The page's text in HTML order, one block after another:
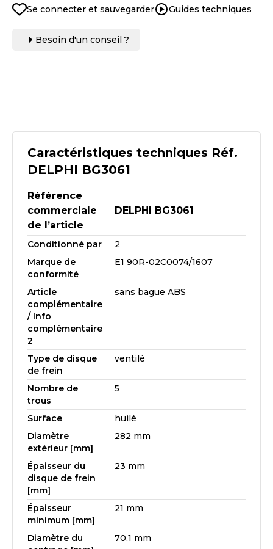
Caractéristiques techniques Réf.
DELPHI BG3061
Référence
commerciale
de l’article
DELPHI BG3061
Conditionné par
2
Marque de
conformité
E1 90R-02C0074/1607
Article
complémentaire
/ Info
complémentaire
2
sans bague ABS
Type de disque
de frein
ventilé
Nombre de
trous
5
Surface
huilé
Diamètre
extérieur [mm]
282 mm
Épaisseur du
disque de frein
[mm]
23 mm
Épaisseur
minimum [mm]
21 mm
Diamètre du
70,1 mm
Se connecter et sauvegarder Guides techniques
Besoin d'un conseil ?